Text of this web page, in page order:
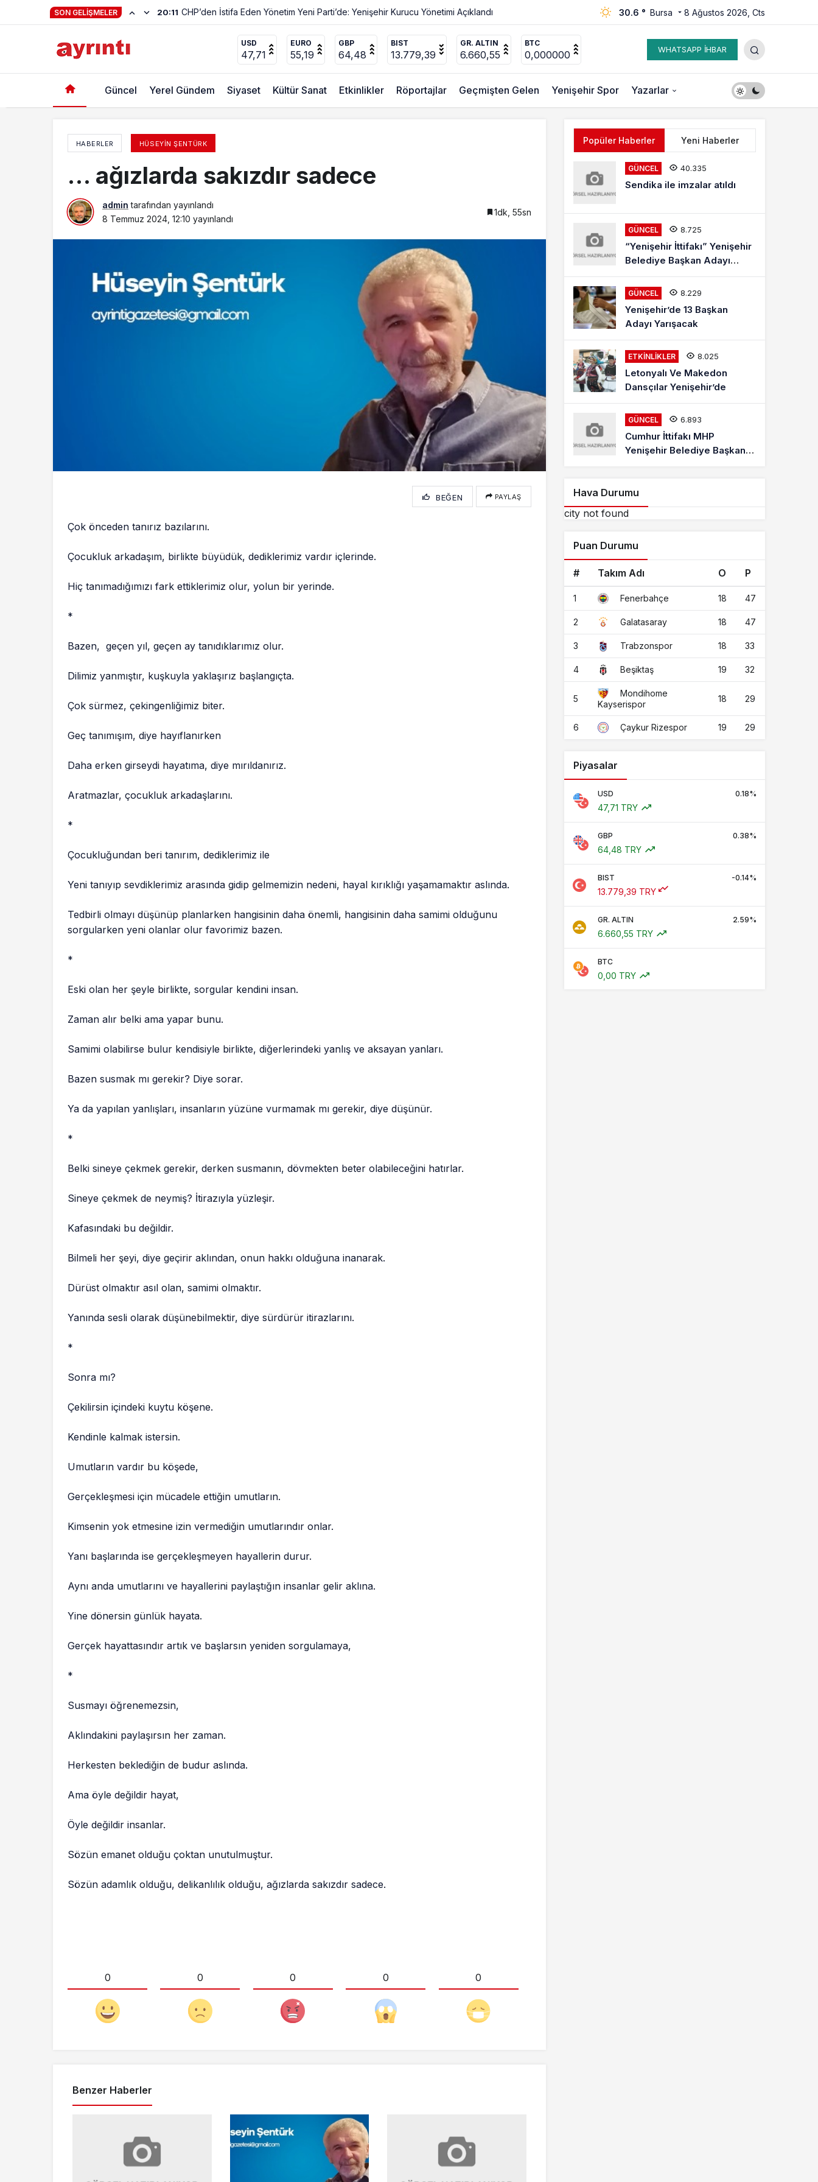
SON GELIŞMELER 23:01 Hayat Kendiliğinden Değişmez 30.6 ° Bursa 8 Ağustos 2026, Cts
USD
47,71
EURO
55,19
GBP
64,48
BIST
13.779,39
GR. ALTIN
6.660,55
BTC
0,000000 WHATSAPP İHBAR
Güncel Yerel Gündem Siyaset Kültür Sanat Etkinlikler Röportajlar Geçmişten Gelen Yenişehir Spor Yazarlar
HABERLER HÜSEYIN ŞENTÜRK
… ağızlarda sakızdır sadece
admin tarafından yayınlandı
8 Temmuz 2024, 12:10 yayınlandı
1dk, 55sn
BEĞEN PAYLAŞ
Çok önceden tanırız bazılarını.
Çocukluk arkadaşım, birlikte büyüdük, dediklerimiz vardır içlerinde.
Hiç tanımadığımızı fark ettiklerimiz olur, yolun bir yerinde.
*
Bazen, geçen yıl, geçen ay tanıdıklarımız olur.
Dilimiz yanmıştır, kuşkuyla yaklaşırız başlangıçta.
Çok sürmez, çekingenliğimiz biter.
Geç tanımışım, diye hayıflanırken
Daha erken girseydi hayatıma, diye mırıldanırız.
Aratmazlar, çocukluk arkadaşlarını.
*
Çocukluğundan beri tanırım, dediklerimiz ile
Yeni tanıyıp sevdiklerimiz arasında gidip gelmemizin nedeni, hayal kırıklığı yaşamamaktır aslında.
Tedbirli olmayı düşünüp planlarken hangisinin daha önemli, hangisinin daha samimi olduğunu
sorgularken yeni olanlar olur favorimiz bazen.
*
Eski olan her şeyle birlikte, sorgular kendini insan.
Zaman alır belki ama yapar bunu.
Samimi olabilirse bulur kendisiyle birlikte, diğerlerindeki yanlış ve aksayan yanları.
Bazen susmak mı gerekir? Diye sorar.
Ya da yapılan yanlışları, insanların yüzüne vurmamak mı gerekir, diye düşünür.
*
Belki sineye çekmek gerekir, derken susmanın, dövmekten beter olabileceğini hatırlar.
Sineye çekmek de neymiş? İtirazıyla yüzleşir.
Kafasındaki bu değildir.
Bilmeli her şeyi, diye geçirir aklından, onun hakkı olduğuna inanarak.
Dürüst olmaktır asıl olan, samimi olmaktır.
Yanında sesli olarak düşünebilmektir, diye sürdürür itirazlarını.
*
Sonra mı?
Çekilirsin içindeki kuytu köşene.
Kendinle kalmak istersin.
Umutların vardır bu köşede,
Gerçekleşmesi için mücadele ettiğin umutların.
Kimsenin yok etmesine izin vermediğin umutlarındır onlar.
Yanı başlarında ise gerçekleşmeyen hayallerin durur.
Aynı anda umutlarını ve hayallerini paylaştığın insanlar gelir aklına.
Yine dönersin günlük hayata.
Gerçek hayattasındır artık ve başlarsın yeniden sorgulamaya,
*
Susmayı öğrenemezsin,
Aklındakini paylaşırsın her zaman.
Herkesten beklediğin de budur aslında.
Ama öyle değildir hayat,
Öyle değildir insanlar.
Sözün emanet olduğu çoktan unutulmuştur.
Sözün adamlık olduğu, delikanlılık olduğu, ağızlarda sakızdır sadece.
0 0 0 0 0
Benzer Haberler
Popüler Haberler Yeni Haberler
GÜNCEL 40.335
Sendika ile imzalar atıldı
GÜNCEL 8.725
“Yenişehir İttifakı” Yenişehir
Belediye Başkan Adayı
Mehmet Kaya Röportajı
GÜNCEL 8.229
Yenişehir’de 13 Başkan
Adayı Yarışacak
ETKINLIKLER 8.025
Letonyalı Ve Makedon
Dansçılar Yenişehir’de
GÜNCEL 6.893
Cumhur İttifakı MHP
Yenişehir Belediye Başkan
Hava Durumu
city not found
Puan Durumu
# Takım Adı O P
1 Fenerbahçe 18 47
2 Galatasaray 18 47
3 Trabzonspor 18 33
4 Beşiktaş 19 32
5
Mondihome
Kayserispor
18 29
6 Çaykur Rizespor 19 29
Piyasalar
USD 0.18%
47,71 TRY
GBP 0.38%
64,48 TRY
BIST -0.14%
13.779,39 TRY
GR. ALTIN 2.59%
6.660,55 TRY
BTC
0,00 TRY
Google Ve Microsoft Neler Yapabilir?